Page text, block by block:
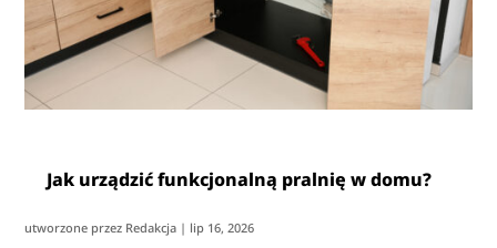
Jak urządzić funkcjonalną pralnię w domu?
utworzone przez Redakcja | lip 16, 2026